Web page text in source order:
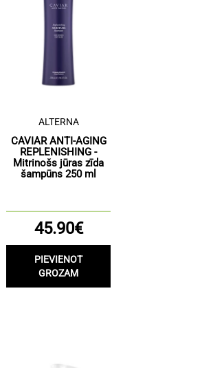
ALTERNA
CAVIAR ANTI-AGING
REPLENISHING -
Mitrinošs jūras zīda
šampūns 250 ml
45.90€
PIEVIENOT
GROZAM